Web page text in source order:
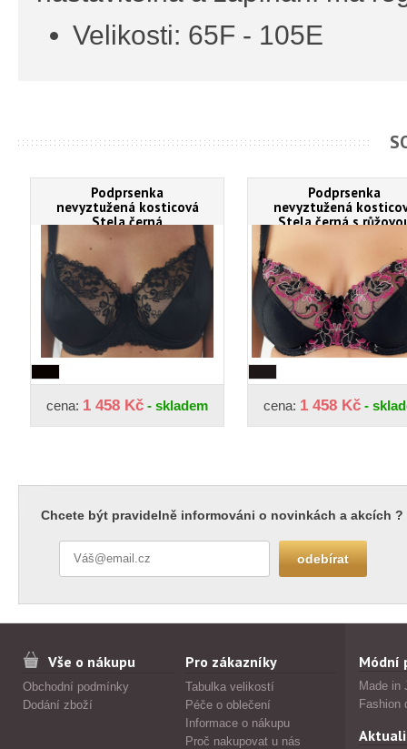
Velikosti: 65F - 105E
Podprsenka
nevyztužená kosticová
Stela černá
cena: 1 458 Kč - skladem
Podprsenka
nevyztužená
Stela černá s
cena: 1 458 Kč -
Chcete být pravidelně informováni o novinkách a akcích ?
Vše o nákupu
Obchodní podmínky
Dodání zboží
Pro zákazníky
Tabulka velikostí
Péče o oblečení
Informace o nákupu
Proč nakupovat u nás
Módní
Made in
Fashion